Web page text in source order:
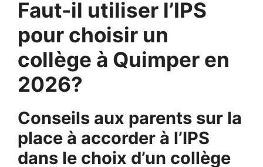
Faut-il utiliser l’IPS
pour choisir un
collège à Quimper en
2026?
Conseils aux parents sur la
place à accorder à l’IPS
dans le choix d’un collège